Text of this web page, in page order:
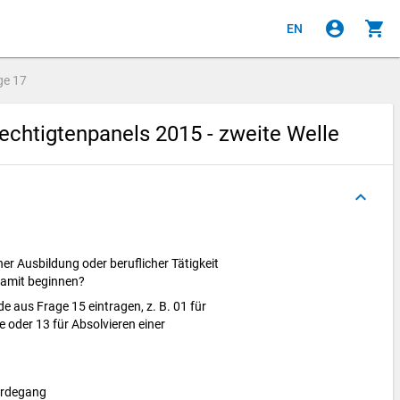
EN account_circle shopping_cart
17
2015 - zweite Welle
keyboard_arrow_up
Ausbildung oder beruflicher Tätigkeit
beginnen?
aus Frage 15 eintragen, z. B. 01 für
oder 13 für Absolvieren einer